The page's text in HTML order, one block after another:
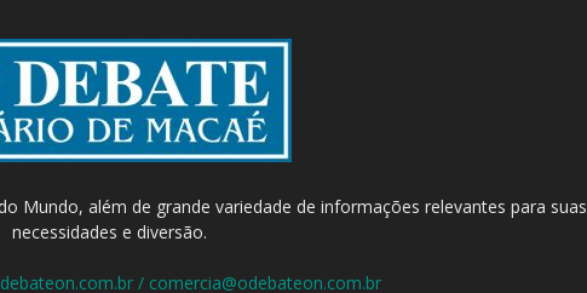
Mundo, além de grande variedade de informações relevantes para suas
necessidades e diversão.
/ comercia@odebateon.com.br